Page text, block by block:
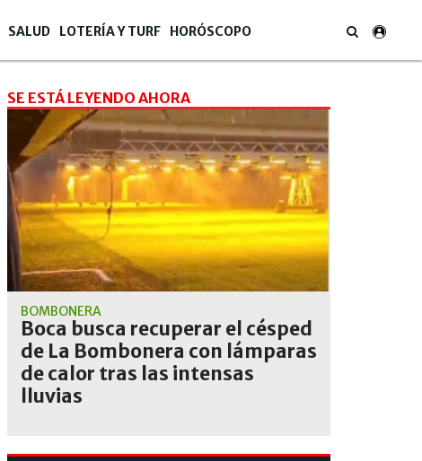
SALUD LOTERÍA Y TURF HORÓSCOPO
SE ESTÁ LEYENDO AHORA
BOMBONERA
Boca busca recuperar el césped
de La Bombonera con lámparas
de calor tras las intensas
lluvias